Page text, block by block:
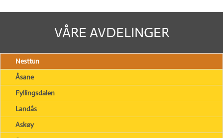
VÅRE AVDELINGER
Nesttun
Åsane
Fyllingsdalen
Landås
Askøy